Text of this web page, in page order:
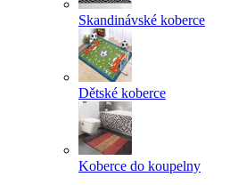
Skandinávské koberce
Dětské koberce
Koberce do koupelny